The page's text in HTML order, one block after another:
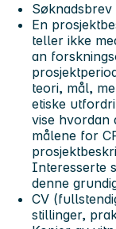
Søknadsbrev
En
teller ikke
an
teori, mål,
etiske
vise hvordan
målene for
Interesserte
denne
CV
stillinger,